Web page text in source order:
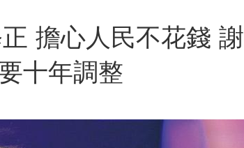
擔心人民不花錢 謝
十年調整